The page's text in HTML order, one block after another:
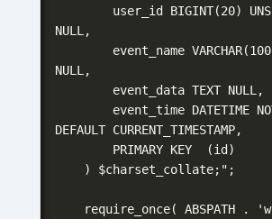
NULL,
NULL,
DEFAULT CURRENT_TIMESTAMP,